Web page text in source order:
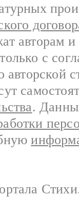
авторам
с
авторской
.